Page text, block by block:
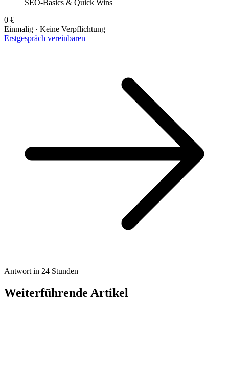
SEO-Basics & Quick Wins
0 €
Einmalig · Keine Verpflichtung
Erstgespräch vereinbaren
Antwort in 24 Stunden
Weiterführende Artikel